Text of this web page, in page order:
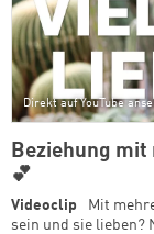
Direkt auf YouTube
Beziehung
💕
Videoclip
Mit
sein und sie lieben?